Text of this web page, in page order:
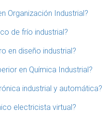
Organización Industrial?
de frío industrial?
en diseño industrial?
en Química Industrial?
industrial y automática?
electricista virtual?